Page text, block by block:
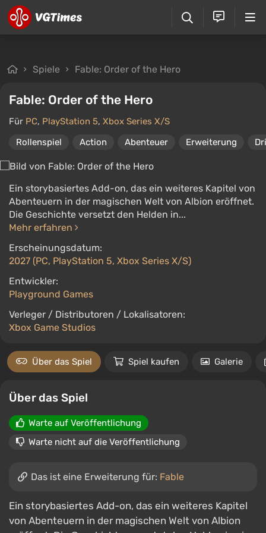
Spiele Fable: Order of the Hero
Fable: Order of the Hero
Für PC, PlayStation 5, Xbox Series X/S
Rollenspiel
Action Abenteuer Erweiterung
Ein storybasiertes Add-on, das ein weiteres Kapitel von
Abenteuern in der magischen Welt von Albion eröffnet.
Die Geschichte versetzt den Helden in...
Mehr erfahren
Erscheinungsdatum:
2027 (PC, PlayStation 5, Xbox Series X/S)
Entwickler:
Playground Games
Verleger / Distributoren / Lokalisatoren:
Xbox Game Studios
Über das Spiel Spiel kaufen Galerie
Über das Spiel
Warte auf Veröffentlichung
Warte nicht auf die Veröffentlichung
Das ist eine Erweiterung für: Fable
Ein storybasiertes Add-on, das ein weiteres Kapitel
von Abenteuern in der magischen Welt von Albion